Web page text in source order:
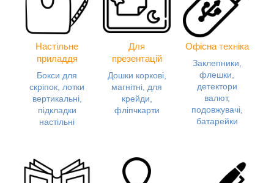
Настільне
приладдя
Бокси для
скріпок, лотки
вертикальні,
підкладки
настільні
Для
презентацій
Дошки коркові,
магнітні, для
крейди,
фліпчкарти
Офісна техніка
Заклепники,
флешки,
детектори
валют,
подовжувачі,
батарейки